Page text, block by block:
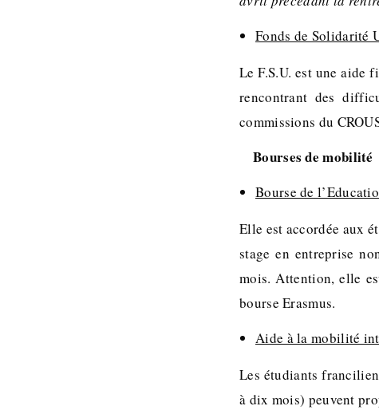
Fonds de Solidarité
Le F.S.U. est une aide
rencontrant des
commissions du
Bourses de mobilité
Bourse de
Elle est accordée aux
stage en entreprise
mois. Attention, elle
bourse Erasmus.
Aide à la mobilité
Les étudiants
à dix mois) peuvent